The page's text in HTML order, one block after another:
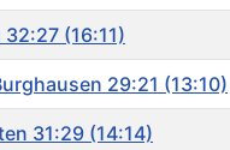
(16:11)
29:21 (13:10)
31:29 (14:14)